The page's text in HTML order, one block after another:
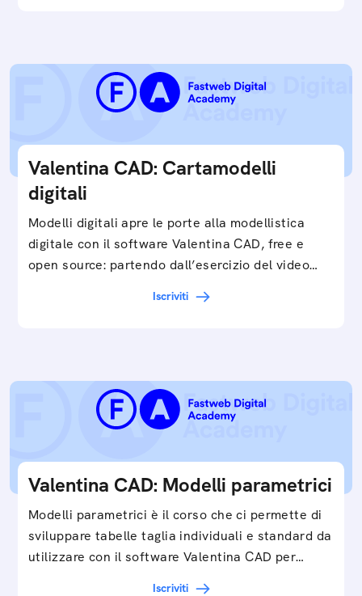
Valentina CAD: Cartamodelli
digitali
Modelli digitali apre le porte alla modellistica
digitale con il software Valentina CAD, free e
open source: partendo dall’esercizio del video…
Iscriviti
Valentina CAD: Modelli parametrici
Modelli parametrici è il corso che ci permette di
sviluppare tabelle taglia individuali e standard da
utilizzare con il software Valentina CAD per…
Iscriviti